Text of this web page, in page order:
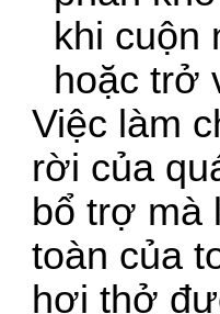
khi cuộn
hoặc trở
Việc làm
rời của
bổ trợ mà
toàn của
hơi thở